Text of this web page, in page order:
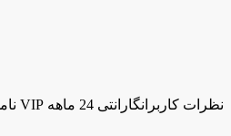
نظرات کاربرانگارانتی 24 ماهه VIP نامحدود